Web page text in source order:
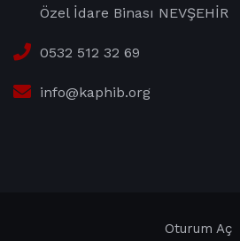
Özel İdare Binası NEVŞEHİR
0532 512 32 69
info@kaphib.org
Oturum Aç